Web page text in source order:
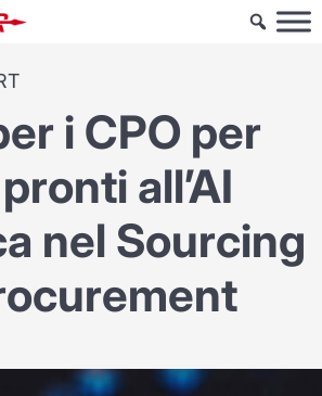
i CPO per
all’AI
nel Sourcing